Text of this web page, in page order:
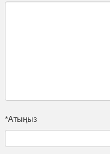
*Атыңыз